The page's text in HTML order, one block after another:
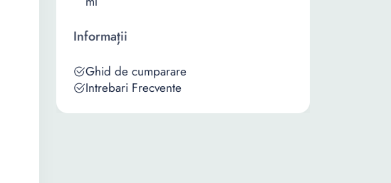
Informații
Ghid de cumparare
Intrebari Frecvente